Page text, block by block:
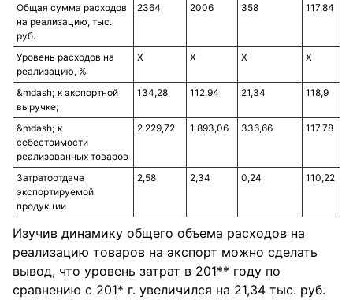
Общая сумма расходов
на реализацию, тыс.
руб.
2364 2006 358 117,84
Уровень расходов на
реализацию, %
Х Х Х Х
к экспортной
выручке;
134,28 112,94 21,34 118,9
к
себестоимости
реализованных товаров
2 229,72 1 893,06 336,66 117,78
Затратоотдача
экспортируемой
продукции
2,58 2,34 0,24 110,22
Изучив динамику общего объема расходов на
реализацию товаров на экспорт можно сделать
вывод, что уровень затрат в 201** году по
сравнению с 201* г. увеличился на 21,34 тыс. руб.